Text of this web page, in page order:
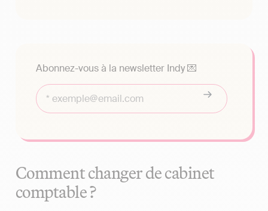
Abonnez-vous à la newsletter Indy 💌
Comment changer de cabinet
comptable ?